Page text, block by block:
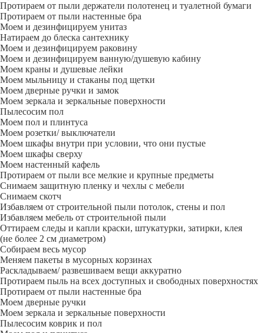
Протираем от пыли держатели полотенец и туалетной бумаги
Протираем от пыли настенные бра
Моем и дезинфицируем унитаз
Натираем до блеска сантехнику
Моем и дезинфицируем раковину
Моем и дезинфицируем ванную/душевую кабину
Моем краны и душевые лейки
Моем мыльницу и стаканы под щетки
Моем дверные ручки и замок
Моем зеркала и зеркальные поверхности
Пылесосим пол
Моем пол и плинтуса
Моем розетки/ выключатели
Моем шкафы внутри при условии, что они пустые
Моем шкафы сверху
Моем настенный кафель
Протираем от пыли все мелкие и крупные предметы
Снимаем защитную пленку и чехлы с мебели
Снимаем скотч
Избавляем от строительной пыли потолок, стены и пол
Избавляем мебель от строительной пыли
Оттираем следы и капли краски, штукатурки, затирки, клея
(не более 2 см диаметром)
Собираем весь мусор
Меняем пакеты в мусорных корзинах
Раскладываем/ развешиваем вещи аккуратно
Протираем пыль на всех доступных и свободных поверхностях
Протираем от пыли настенные бра
Моем дверные ручки
Моем зеркала и зеркальные поверхности
Пылесосим коврик и пол